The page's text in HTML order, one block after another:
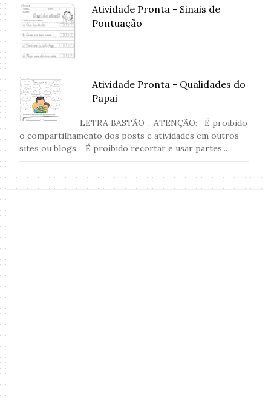
Atividade Pronta - Sinais de
Pontuação
Atividade Pronta - Qualidades do
Papai
LETRA BASTÃO ↓ ATENÇÃO: É proibido
o compartilhamento dos posts e atividades em outros
sites ou blogs; É proibido recortar e usar partes...